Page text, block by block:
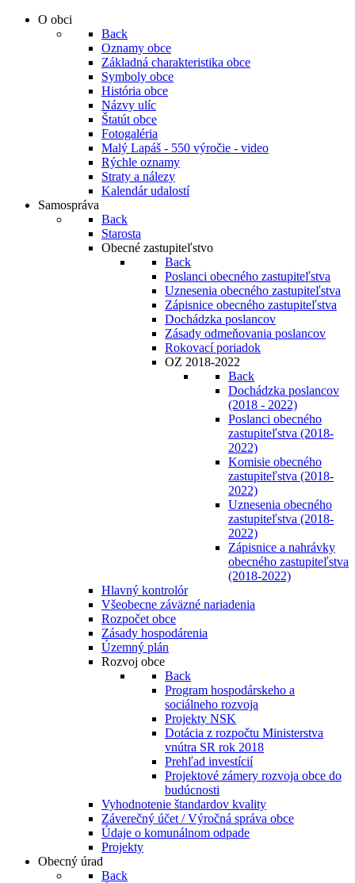
O obci
Back
Oznamy obce
Základná charakteristika obce
Symboly obce
História obce
Názvy ulíc
Štatút obce
Fotogaléria
Malý Lapáš - 550 výročie - video
Rýchle oznamy
Straty a nálezy
Kalendár udalostí
Samospráva
Back
Starosta
Obecné zastupiteľstvo
Back
Poslanci obecného zastupiteľstva
Uznesenia obecného zastupiteľstva
Zápisnice obecného zastupiteľstva
Dochádzka poslancov
Zásady odmeňovania poslancov
Rokovací poriadok
OZ 2018-2022
Back
Dochádzka poslancov
(2018 - 2022)
Poslanci obecného
zastupiteľstva (2018-
2022)
Komisie obecného
zastupiteľstva (2018-
2022)
Uznesenia obecného
zastupiteľstva (2018-
2022)
Zápisnice a nahrávky
obecného zastupiteľstva
(2018-2022)
Hlavný kontrolór
Všeobecne záväzné nariadenia
Rozpočet obce
Zásady hospodárenia
Územný plán
Rozvoj obce
Back
Program hospodárskeho a
sociálneho rozvoja
Projekty NSK
Dotácia z rozpočtu Ministerstva
vnútra SR rok 2018
Prehľad investícií
Projektové zámery rozvoja obce do
budúcnosti
Vyhodnotenie štandardov kvality
Záverečný účet / Výročná správa obce
Údaje o komunálnom odpade
Projekty
Obecný úrad
Back